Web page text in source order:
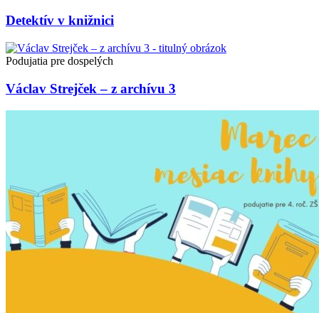
Detektív v knižnici
Podujatia pre dospelých
Václav Strejček – z archívu 3